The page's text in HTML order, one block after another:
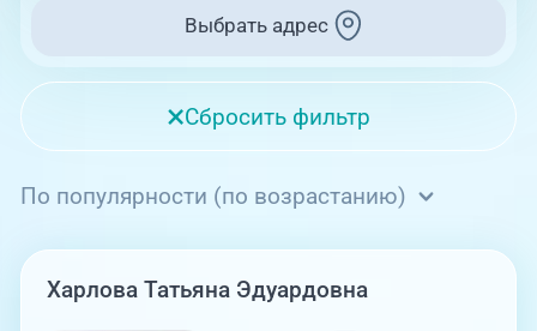
Пациентам
+7 (351) 220-03-03
онкологической помощи
+7 (7142) 927-003
Справочный телефон для
жителей Казахстана
Выбрать адрес
ул. Труда, 187Б
08:00-21:00
×Сбросить фильтр
По популярности (по возрастанию)
Харлова Татьяна Эдуардовна